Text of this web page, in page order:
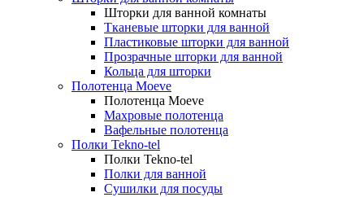
Шторки для ванной комнаты
Тканевые шторки для ванной
Пластиковые шторки для ванной
Прозрачные шторки для ванной
Кольца для шторки
Полотенца Moeve
Полотенца Moeve
Махровые полотенца
Вафельные полотенца
Полки Tekno-tel
Полки Tekno-tel
Полки для ванной
Сушилки для посуды